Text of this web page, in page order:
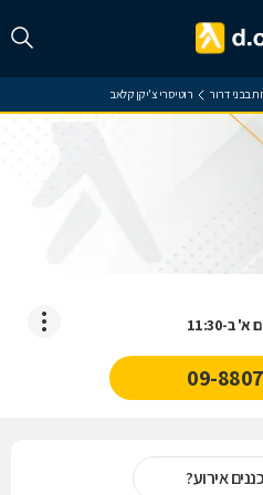
בבני דרור רוטיסרי צ'יקן קלאב
ב-11:30
09-
אירוע?